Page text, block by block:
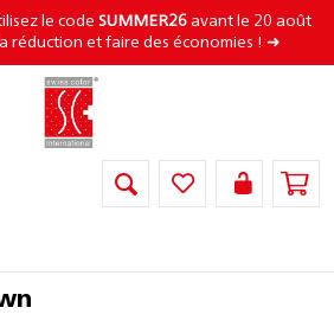
le code SUMMER26 avant le 20 août
réduction et faire des économies ! ➜